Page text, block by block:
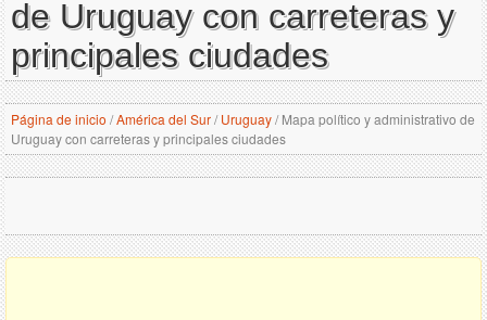
de Uruguay con carreteras y
principales ciudades
Página de inicio /América del Sur/ Uruguay/Mapa político y administrativo de
Uruguay con carreteras y principales ciudades